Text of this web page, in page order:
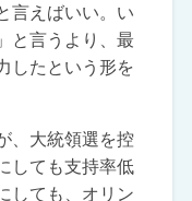
言えばいい。い
と言うより、最
したという形を
、大統領選を控
しても支持率低
しても、オリン